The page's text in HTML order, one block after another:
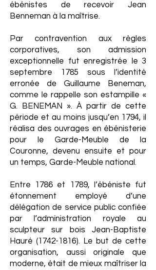
ébénistes de recevoir Jean
Benneman à la maîtrise.
Par contravention aux règles
corporatives, son admission
exceptionnelle fut enregistrée le 3
septembre 1785 sous l’identité
erronée de Guillaume Beneman,
comme le rappelle son estampille «
G. BENEMAN ». À partir de cette
période et au moins jusqu’en 1794, il
réalisa des ouvrages en ébénisterie
pour le Garde-Meuble de la
Couronne, devenu ensuite et pour
un temps, Garde-Meuble national.
Entre 1786 et 1789, l’ébéniste fut
étonnement employé d’une
délégation de service public confiée
par l’administration royale au
sculpteur sur bois Jean-Baptiste
Hauré (1742-1816). Le but de cette
organisation, aussi originale que
moderne, était de mieux maîtriser la